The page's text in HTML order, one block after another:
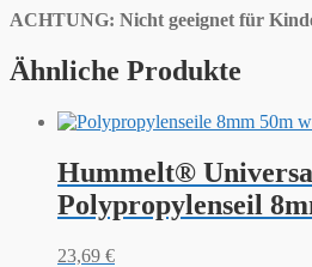
ACHTUNG: Nicht geeignet für
Ähnliche Produkte
Hummelt®
Polypropylenseil
23,69 €